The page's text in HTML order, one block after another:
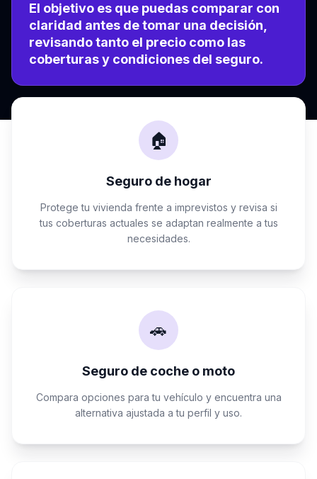
El objetivo es que puedas comparar con
claridad antes de tomar una decisión,
revisando tanto el precio como las
coberturas y condiciones del seguro.
🏠
Seguro de hogar
Protege tu vivienda frente a imprevistos y revisa si
tus coberturas actuales se adaptan realmente a tus
necesidades.
🚗
Seguro de coche o moto
Compara opciones para tu vehículo y encuentra una
alternativa ajustada a tu perfil y uso.